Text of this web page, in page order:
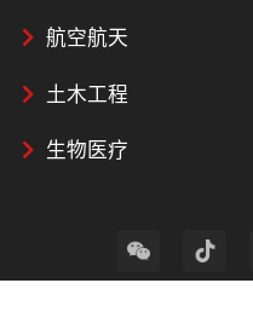
航空航天
土木工程
生物医疗